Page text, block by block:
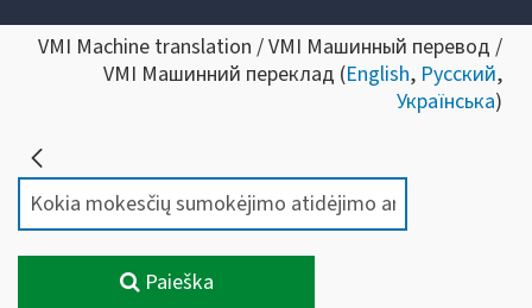
VMI Machine translation / VMI Машинный перевод /
VMI Машинний переклад (English, Русский,
Українська)
Paieška